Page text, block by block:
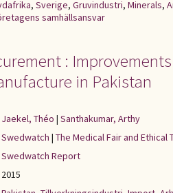
, Sverige, Gruvindustri, Minerals,
samhällsansvar
:
in Pakistan
Jaekel, Théo | Santhakumar, Arthy
Swedwatch | The Medical Fair and Ethical
Swedwatch Report
2015